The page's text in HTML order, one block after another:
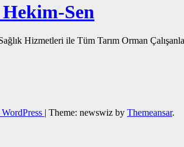
Sen
Hizmetleri ile Tüm Tarım Orman
| Theme: newswiz by Themeansar.